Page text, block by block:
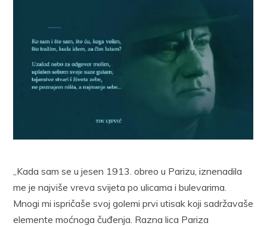
„Kada sam se u jesen 1913. obreo u Parizu, iznenadila
me je najviše vreva svijeta po ulicama i bulevarima.
Mnogi mi ispričaše svoj golemi prvi utisak koji sadržavaše
elemente moćnoga čuđenja. Razna lica Pariza